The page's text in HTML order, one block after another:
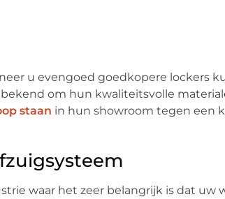
u evengoed goedkopere lockers
om hun kwaliteitsvolle
staan in hun showroom tegen een
waar het zeer belangrijk is dat uw